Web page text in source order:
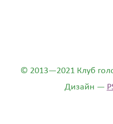
© 2013—2021 Клуб
Дизайн —